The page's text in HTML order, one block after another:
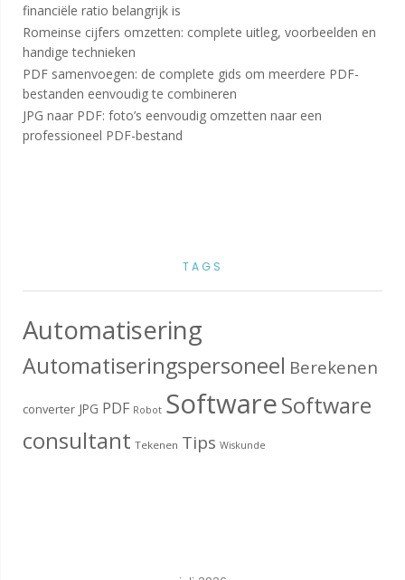
financiële ratio belangrijk is
Romeinse cijfers omzetten: complete uitleg, voorbeelden en
handige technieken
PDF samenvoegen: de complete gids om meerdere PDF-
bestanden eenvoudig te combineren
JPG naar PDF: foto’s eenvoudig omzetten naar een
professioneel PDF-bestand
TAGS
Automatisering
Automatiseringspersoneel Berekenen
converter JPG PDF Robot SoftwareSoftware
consultant Tekenen Tips Wiskunde